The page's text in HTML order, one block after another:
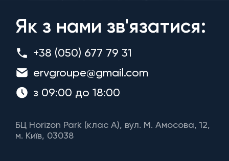
Як з нами зв'язатися:
+38 (050) 677 79 31
ervgroupe@gmail.com
з 09:00 до 18:00
БЦ Horizon Park (клас A), вул. М. Амосова, 12,
м. Київ, 03038